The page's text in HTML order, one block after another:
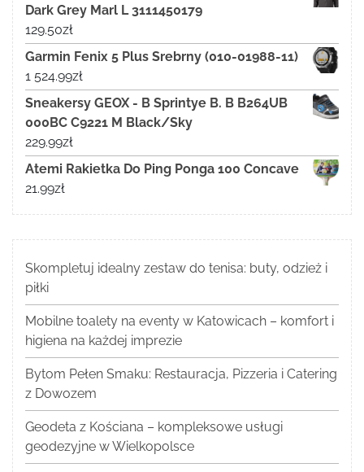
Dark Grey Marl L 3111450179
129.50zł
Garmin Fenix 5 Plus Srebrny (010-01988-11)
1 524.99zł
Sneakersy GEOX - B Sprintye B. B B264UB
000BC C9221 M Black/Sky
229.99zł
Atemi Rakietka Do Ping Ponga 100 Concave
21.99zł
Skompletuj idealny zestaw do tenisa: buty, odzież i
piłki
Mobilne toalety na eventy w Katowicach – komfort i
higiena na każdej imprezie
Bytom Pełen Smaku: Restauracja, Pizzeria i Catering
z Dowozem
Geodeta z Kościana – kompleksowe usługi
geodezyjne w Wielkopolsce